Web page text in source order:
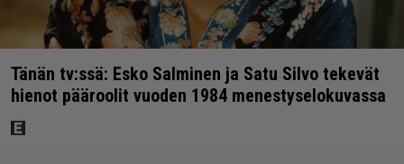
Tänän tv:ssä: Esko Salminen ja Satu Silvo tekevät
hienot pääroolit vuoden 1984 menestyselokuvassa